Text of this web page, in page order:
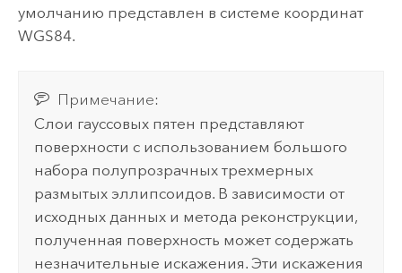
умолчанию представлен в системе координат
WGS84.
Примечание:
Слои гауссовых пятен представляют
поверхности с использованием большого
набора полупрозрачных трехмерных
размытых эллипсоидов. В зависимости от
исходных данных и метода реконструкции,
полученная поверхность может содержать
незначительные искажения. Эти искажения